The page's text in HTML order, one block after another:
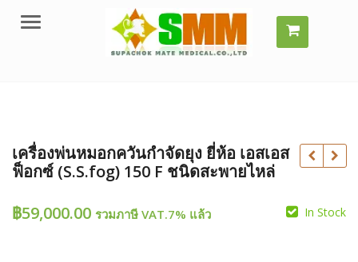
Menu
เครื่องพ่นหมอกควันกำจัดยุง ยี่ห้อ เอสเอส
ฟ็อกซ์ (S.S.fog) 150 F ชนิดสะพายไหล่
฿59,000.00 รวมภาษี VAT.7% แล้ว In Stock